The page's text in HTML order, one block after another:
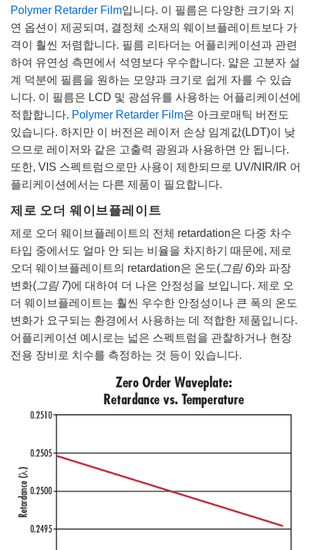
Polymer Retarder Film입니다. 이 필름은 다양한 크기와 지
연 옵션이 제공되며, 결정체 소재의 웨이브플레이트보다 가
격이 훨씬 저렴합니다. 필름 리타더는 어플리케이션과 관련
하여 유연성 측면에서 석영보다 우수합니다. 얇은 고분자 설
계 덕분에 필름을 원하는 모양과 크기로 쉽게 자를 수 있습
니다. 이 필름은 LCD 및 광섬유를 사용하는 어플리케이션에
적합합니다. Polymer Retarder Film은 아크로매틱 버전도
있습니다. 하지만 이 버전은 레이저 손상 임계값(LDT)이 낮
으므로 레이저와 같은 고출력 광원과 사용하면 안 됩니다.
또한, VIS 스펙트럼으로만 사용이 제한되므로 UV/NIR/IR 어
플리케이션에서는 다른 제품이 필요합니다.
제로 오더 웨이브플레이트
제로 오더 웨이브플레이트의 전체 retardation은 다중 차수
타입 중에서도 얼마 안 되는 비율을 차지하기 때문에, 제로
오더 웨이브플레이트의 retardation은 온도( 그림 6)와 파장
변화( 그림 7)에 대하여 더 나은 안정성을 보입니다. 제로 오
더 웨이브플레이트는 훨씬 우수한 안정성이나 큰 폭의 온도
변화가 요구되는 환경에서 사용하는 데 적합한 제품입니다.
어플리케이션 예시로는 넓은 스펙트럼을 관찰하거나 현장
전용 장비로 치수를 측정하는 것 등이 있습니다.